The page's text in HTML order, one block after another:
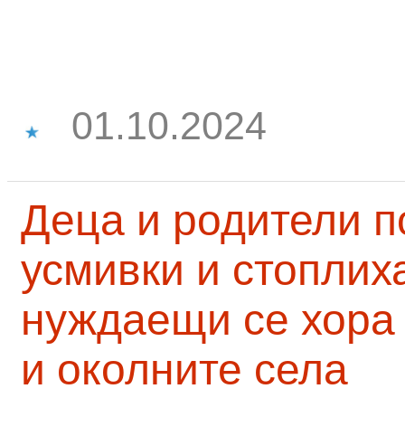
01.10.2024
Деца и родители
усмивки и
нуждаещи се
и околните села